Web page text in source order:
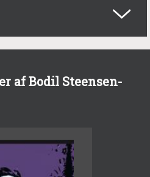
af Bodil Steensen-